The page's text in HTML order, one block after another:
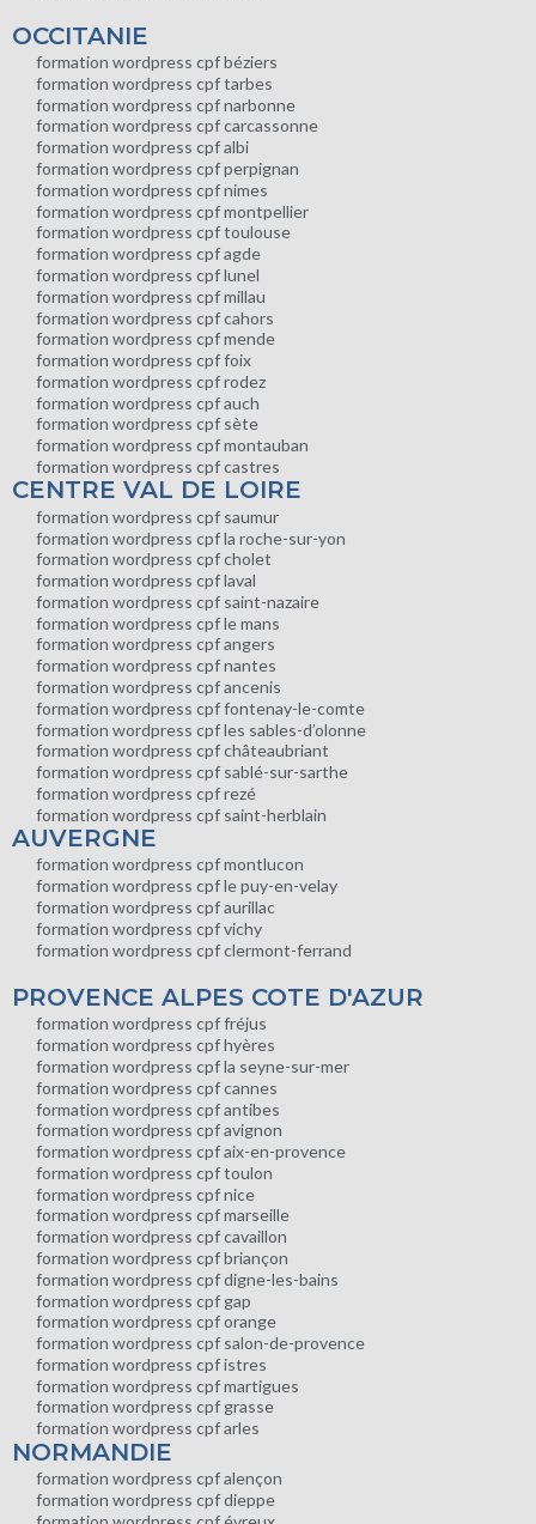
OCCITANIE
formation wordpress cpf béziers
formation wordpress cpf tarbes
formation wordpress cpf narbonne
formation wordpress cpf carcassonne
formation wordpress cpf albi
formation wordpress cpf perpignan
formation wordpress cpf nimes
formation wordpress cpf montpellier
formation wordpress cpf toulouse
formation wordpress cpf agde
formation wordpress cpf lunel
formation wordpress cpf millau
formation wordpress cpf cahors
formation wordpress cpf mende
formation wordpress cpf foix
formation wordpress cpf rodez
formation wordpress cpf auch
formation wordpress cpf sète
formation wordpress cpf montauban
formation wordpress cpf castres
CENTRE VAL DE LOIRE
formation wordpress cpf saumur
formation wordpress cpf la roche-sur-yon
formation wordpress cpf cholet
formation wordpress cpf laval
formation wordpress cpf saint-nazaire
formation wordpress cpf le mans
formation wordpress cpf angers
formation wordpress cpf nantes
formation wordpress cpf ancenis
formation wordpress cpf fontenay-le-comte
formation wordpress cpf les sables-d’olonne
formation wordpress cpf châteaubriant
formation wordpress cpf sablé-sur-sarthe
formation wordpress cpf rezé
formation wordpress cpf saint-herblain
AUVERGNE
formation wordpress cpf montlucon
formation wordpress cpf le puy-en-velay
formation wordpress cpf aurillac
formation wordpress cpf vichy
formation wordpress cpf clermont-ferrand
PROVENCE ALPES COTE D'AZUR
formation wordpress cpf fréjus
formation wordpress cpf hyères
formation wordpress cpf la seyne-sur-mer
formation wordpress cpf cannes
formation wordpress cpf antibes
formation wordpress cpf avignon
formation wordpress cpf aix-en-provence
formation wordpress cpf toulon
formation wordpress cpf nice
formation wordpress cpf marseille
formation wordpress cpf cavaillon
formation wordpress cpf briançon
formation wordpress cpf digne-les-bains
formation wordpress cpf gap
formation wordpress cpf orange
formation wordpress cpf salon-de-provence
formation wordpress cpf istres
formation wordpress cpf martigues
formation wordpress cpf grasse
formation wordpress cpf arles
NORMANDIE
formation wordpress cpf alençon
formation wordpress cpf dieppe